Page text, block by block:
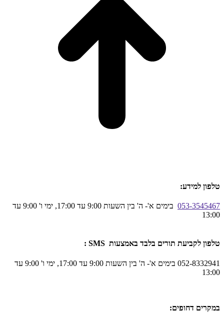
טלפון למידע:
053-3545467
בימים א'- ה' בין השעות 9:00 עד 17:00, ימי ו' 9:00 עד
13:00
טלפון לקביעת תורים בלבד באמצעות SMS :
052-8332941 בימים א'- ה' בין השעות 9:00 עד 17:00, ימי ו' 9:00 עד
13:00
במקרים דחופים: